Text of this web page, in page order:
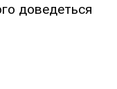
доведеться